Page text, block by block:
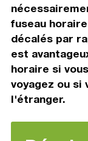
fuseau
décalés par
est
horaire si
voyagez ou si
l'étranger.